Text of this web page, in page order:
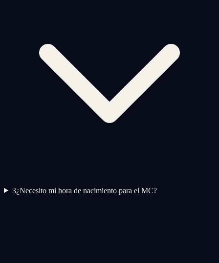
3¿Necesito mi hora de nacimiento para el MC?